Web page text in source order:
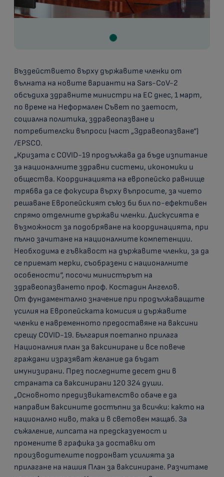
Въздействието върху държавите членки от
вълната на новите варианти на Sars-CoV-2
обсъдиха здравните министри на ЕС днес, 1 март,
по време на Неформален Съвет по заетост,
социална политика, здравеопазване и
потребителски въпроси (част „Здравеопазване“)
/EPSCO.
„Кризата с COVID-19 продължава да бъде изпитание
за националните здравни системи, икономики и
общества. Координацията на европейско равнище
трябва да се фокусира върху въпросите, за чието
решаване Европейският съюз би бил по-ефективен
спрямо отделните държави членки. Дискусията е
възможност за подобряване на координацията, при
пълно зачитане на националните компетенции.
Необходима е гъвкавост на държавите членки, за да
се приемат мерки, съобразени с националните
особености“, посочи министърът на
здравеопазването проф. Костадин Ангелов.
От фундаментално значение при продължаващите
усилия на Европейската комисия и държавите
членки е навременното предоставяне на ваксини
срещу COVID-19. България поетапно прилага
Националния план за ваксиниране и все повече
граждани изразяват желание да бъдат
имунизирани. През последните десет дни в
страната са ваксинирани 120 324 души.
„Основното предизвикателство обаче е да
направим ваксините достъпни за всички: както на
национално ниво, така и в световен мащаб. За
съжаление, липсата на предсказуемост и
промените в графика за доставки от
производителите подронват усилията за
прилагане на нашия План за ваксиниране. Разчитаме